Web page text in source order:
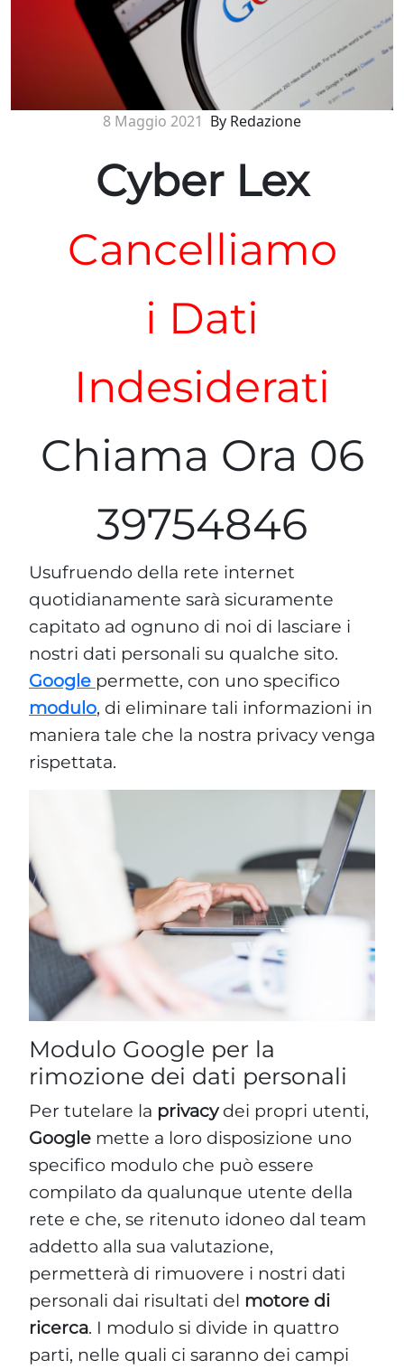
8 Maggio 2021 By Redazione
Cyber Lex
Cancelliamo
i Dati
Indesiderati
Chiama Ora 06
39754846
Usufruendo della rete internet
quotidianamente sarà sicuramente
capitato ad ognuno di noi di lasciare i
nostri dati personali su qualche sito.
Google permette, con uno specifico
modulo, di eliminare tali informazioni in
maniera tale che la nostra privacy venga
rispettata.
Modulo Google per la
rimozione dei dati personali
Per tutelare la privacydei propri utenti,
Google mette a loro disposizione uno
specifico modulo che può essere
compilato da qualunque utente della
rete e che, se ritenuto idoneo dal team
addetto alla sua valutazione,
permetterà di rimuovere i nostri dati
personali dai risultati del motore di
ricerca. I modulo si divide in quattro
parti, nelle quali ci saranno dei campi